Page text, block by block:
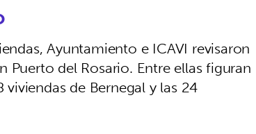
Ayuntamiento e ICAVI revisaron
del Rosario. Entre ellas figuran
de Bernegal y las 24